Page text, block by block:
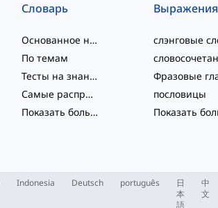
Словарь
Основанное на уровне
По темам
Тесты на знание языка
Самые распространённые
Показать больше
Выражения
пословицы
Indonesia Deutsch português
日
本
語
中
文